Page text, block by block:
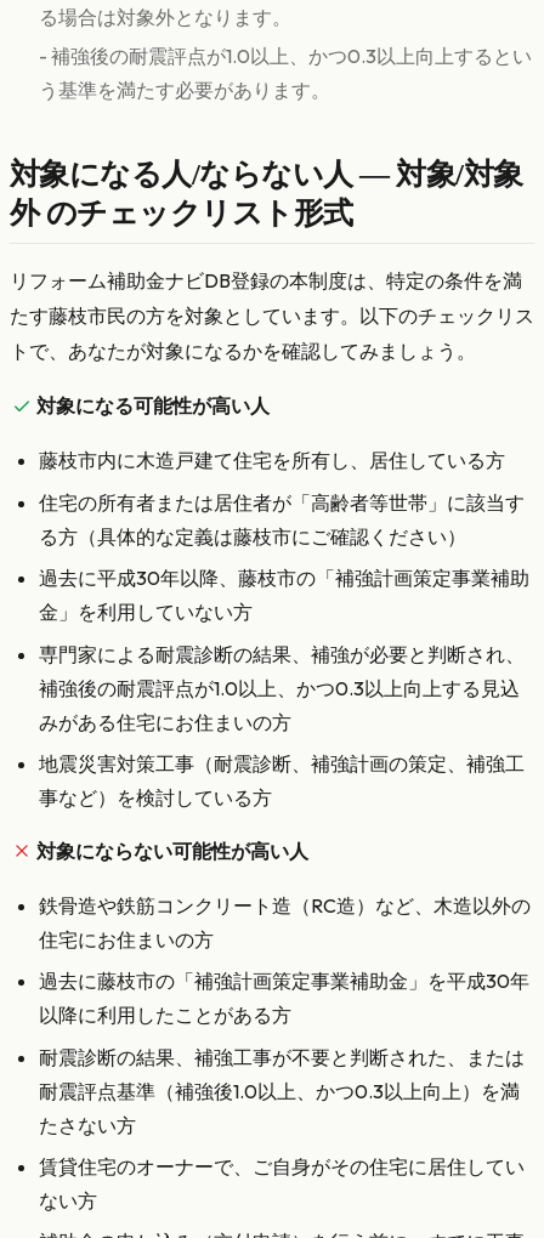
る場合は対象外となります。
- 補強後の耐震評点が1.0以上、かつ0.3以上向上するとい
う基準を満たす必要があります。
対象になる人/ならない人 — 対象/対象
外 のチェックリスト形式
リフォーム補助金ナビDB登録の本制度は、特定の条件を満
たす藤枝市民の方を対象としています。以下のチェックリス
トで、あなたが対象になるかを確認してみましょう。
対象になる可能性が高い人
藤枝市内に木造戸建て住宅を所有し、居住している方
住宅の所有者または居住者が「高齢者等世帯」に該当す
る方（具体的な定義は藤枝市にご確認ください）
過去に平成30年以降、藤枝市の「補強計画策定事業補助
金」を利用していない方
専門家による耐震診断の結果、補強が必要と判断され、
補強後の耐震評点が1.0以上、かつ0.3以上向上する見込
みがある住宅にお住まいの方
地震災害対策工事（耐震診断、補強計画の策定、補強工
事など）を検討している方
対象にならない可能性が高い人
鉄骨造や鉄筋コンクリート造（RC造）など、木造以外の
住宅にお住まいの方
過去に藤枝市の「補強計画策定事業補助金」を平成30年
以降に利用したことがある方
耐震診断の結果、補強工事が不要と判断された、または
耐震評点基準（補強後1.0以上、かつ0.3以上向上）を満
たさない方
賃貸住宅のオーナーで、ご自身がその住宅に居住してい
ない方